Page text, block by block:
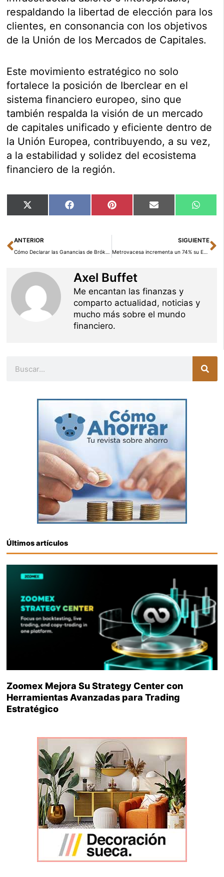
respaldando la libertad de elección para los
clientes, en consonancia con los objetivos
de la Unión de los Mercados de Capitales.
Este movimiento estratégico no solo
fortalece la posición de Iberclear en el
sistema financiero europeo, sino que
también respalda la visión de un mercado
de capitales unificado y eficiente dentro de
la Unión Europea, contribuyendo, a su vez,
a la estabilidad y solidez del ecosistema
financiero de la región.
Compartir
en
X
(Twitter)
Compartir
en
Facebook Compartir
en
Pinterest Compartir
en
Email
en
Ant
ANTERIOR
Cómo Declarar las Ganancias de Brókeres Extranjeros en la Declaración de la Renta
SIGUIENTE
Metrovacesa incrementa un 74% su EBITDA
Axel Buffet
Me encantan las finanzas y
comparto actualidad, noticias y
mucho más sobre el mundo
financiero.
Últimos artículos
Zoomex Mejora Su Strategy Center con
Herramientas Avanzadas para Trading
Estratégico